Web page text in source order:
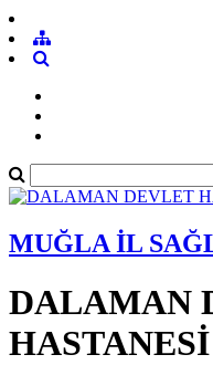
MUĞLA İL
DALAMAN
HASTANESİ